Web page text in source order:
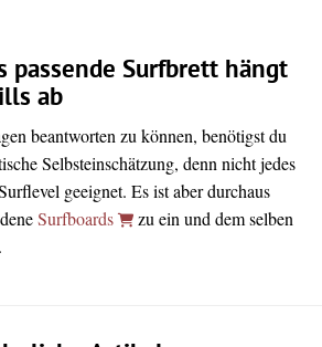
passende Surfbrett hängt
ab
beantworten zu können, benötigst du
Selbsteinschätzung, denn nicht jedes
geeignet. Es ist aber durchaus
Surfboards
zu ein und dem selben